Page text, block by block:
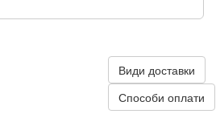
Види доставки
Способи оплати